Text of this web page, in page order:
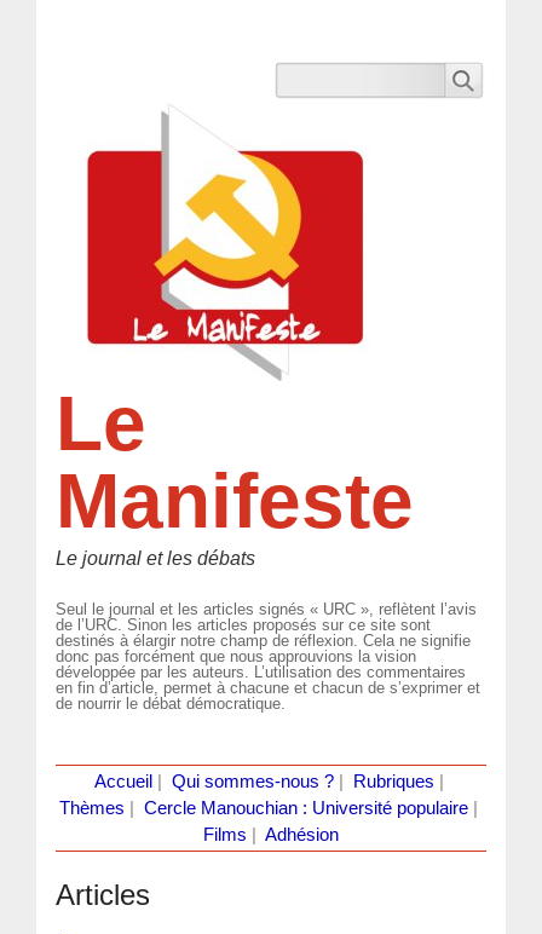
Le
Manifeste
Le journal et les débats
Seul le journal et les articles signés « URC », reflètent l’avis
de l’URC. Sinon les articles proposés sur ce site sont
destinés à élargir notre champ de réflexion. Cela ne signifie
donc pas forcément que nous approuvions la vision
développée par les auteurs. L’utilisation des commentaires
en fin d’article, permet à chacune et chacun de s’exprimer et
de nourrir le débat démocratique.
Accueil Qui sommes-nous ?| Rubriques
Thèmes
Cercle Manouchian : Université populaire
Films
Adhésion
Articles